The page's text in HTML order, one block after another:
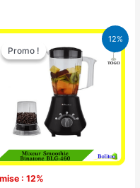
12%
Promo !
: 12%
Promo !
Le
prix
initial
était :
25.000 CFA.
Le
prix
actuel
est :